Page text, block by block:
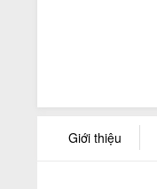
Giới thiệu